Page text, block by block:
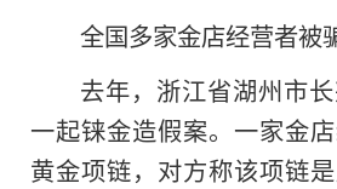
全国多家金店经营者被
去年，浙江省湖州市
一起铼金造假案。一家金
黄金项链，对方称该项链